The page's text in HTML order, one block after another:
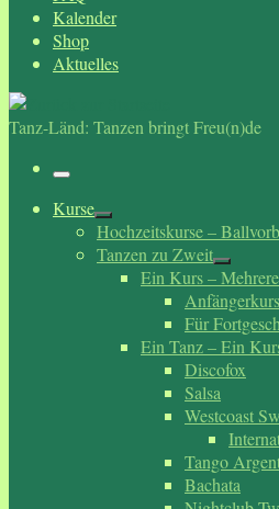
Kalender
Shop
Aktuelles
Tanz-Länd: Tanzen bringt Freu(n)de
Menü
Kurse
Hochzeitskurse –
Tanzen zu Zweit
Ein Kurs –
Anfängerkurs
Für
Ein Tanz – Ein
Discofox
Salsa
Westcoast
Tango
Bachata